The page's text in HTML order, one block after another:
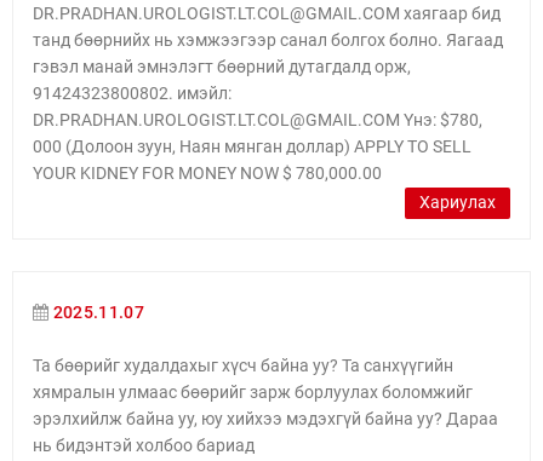
DR.PRADHAN.UROLOGIST.LT.COL@GMAIL.COM хаягаар бид
танд бөөрнийх нь хэмжээгээр санал болгох болно. Яагаад
гэвэл манай эмнэлэгт бөөрний дутагдалд орж,
91424323800802. имэйл:
DR.PRADHAN.UROLOGIST.LT.COL@GMAIL.COM Yнэ: $780,
000 (Долоон зуун, Наян мянган доллар) APPLY TO SELL
YOUR KIDNEY FOR MONEY NOW $ 780,000.00
Хариулах
2025.11.07
Та бөөрийг худалдахыг хүсч байна уу? Та санхүүгийн
хямралын улмаас бөөрийг зарж борлуулах боломжийг
эрэлхийлж байна уу, юу хийхээ мэдэхгүй байна уу? Дараа
нь бидэнтэй холбоо бариад